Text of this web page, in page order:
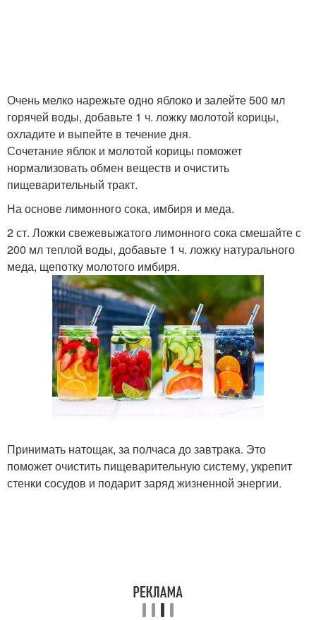
Очень мелко нарежьте одно яблоко и залейте 500 мл
горячей воды, добавьте 1 ч. ложку молотой корицы,
охладите и выпейте в течение дня.
Сочетание яблок и молотой корицы поможет
нормализовать обмен веществ и очистить
пищеварительный тракт.
На основе лимонного сока, имбиря и меда.
2 ст. Ложки свежевыжатого лимонного сока смешайте с
200 мл теплой воды, добавьте 1 ч. ложку натурального
меда, щепотку молотого имбиря.
Принимать натощак, за полчаса до завтрака. Это
поможет очистить пищеварительную систему, укрепит
стенки сосудов и подарит заряд жизненной энергии.